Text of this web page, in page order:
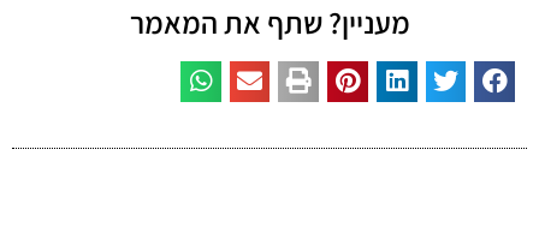
מעניין? שתף את המאמר